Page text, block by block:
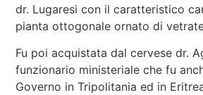
dr. Lugaresi con il caratteristico
pianta ottogonale ornato di
Fu poi acquistata dal cervese dr.
funzionario ministeriale che fu
Governo in Tripolitania ed in